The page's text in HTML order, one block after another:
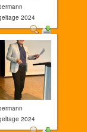
2024
2024